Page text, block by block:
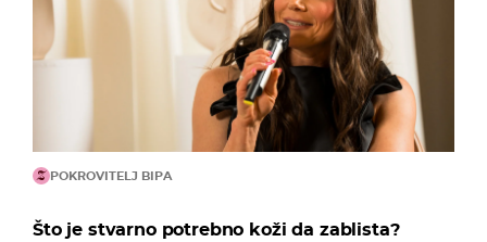
POKROVITELJ BIPA
Što je stvarno potrebno koži da zablista?